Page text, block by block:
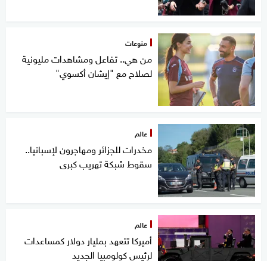
منوعات
من هي.. تفاعل ومشاهدات مليونية
لصلاح مع "إيشان أكسوي"
عالم
مخدرات للجزائر ومهاجرون لإسبانيا..
سقوط شبكة تهريب كبرى
عالم
أميركا تتعهد بمليار دولار كمساعدات
لرئيس كولومبيا الجديد